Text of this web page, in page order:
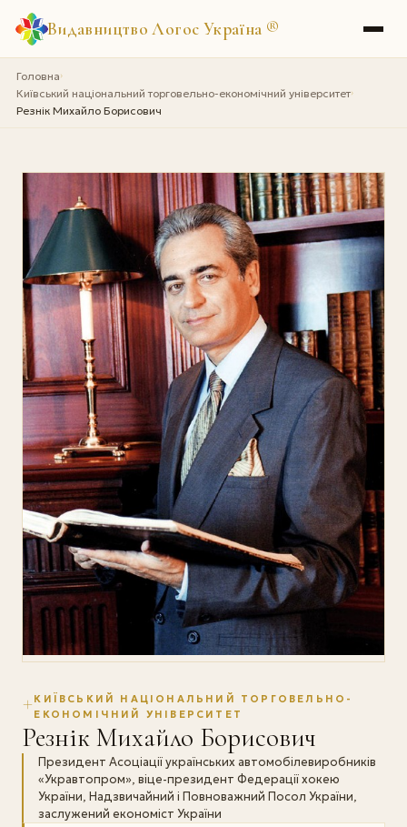
Видавництво Логос Україна ®
Головна›
Київський національний торговельно-економічний університет›
Резнік Михайло Борисович
КИЇВСЬКИЙ НАЦІОНАЛЬНИЙ ТОРГОВЕЛЬНО-
ЕКОНОМІЧНИЙ УНІВЕРСИТЕТ
Резнік Михайло Борисович
Президент Асоціації українських автомобілевиробників
«Укравтопром», віце-президент Федерації хокею
України, Надзвичайний і Повноважний Посол України,
заслужений економіст України